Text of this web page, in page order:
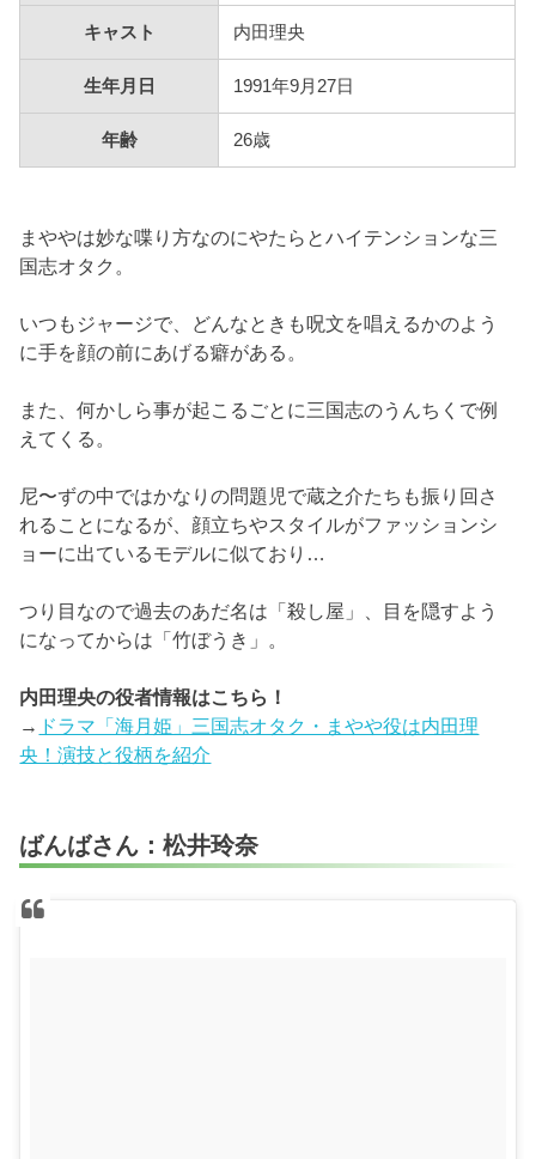
キャスト 内田理央
生年月日 1991年9月27日
年齢 26歳
まややは妙な喋り方なのにやたらとハイテンションな三
国志オタク。
いつもジャージで、どんなときも呪文を唱えるかのよう
に手を顔の前にあげる癖がある。
また、何かしら事が起こるごとに三国志のうんちくで例
えてくる。
尼〜ずの中ではかなりの問題児で蔵之介たちも振り回さ
れることになるが、顔立ちやスタイルがファッションシ
ョーに出ているモデルに似ており…
つり目なので過去のあだ名は「殺し屋」、目を隠すよう
になってからは「竹ぼうき」。
内田理央の役者情報はこちら！
→ ドラマ「海月姫」三国志オタク・まやや役は内田理
央！演技と役柄を紹介
ばんばさん：松井玲奈